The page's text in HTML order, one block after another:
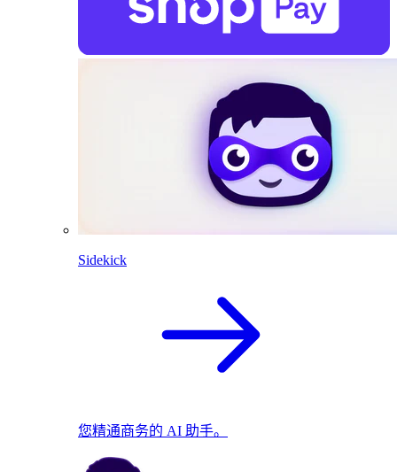
Sidekick
您精通商务的 AI 助手。